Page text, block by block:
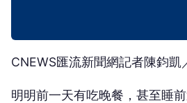
CNEWS匯流新聞網記者陳鈞凱
明明前一天有吃晚餐，甚至睡